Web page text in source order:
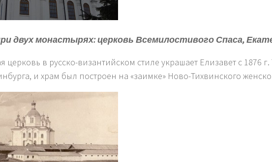
двух монастырях: церковь Всемилостивого Спаса,
церковь в русско-византийском стиле украшает Елизавет с 1876
и храм был построен на «заимке» Ново-Тихвинского